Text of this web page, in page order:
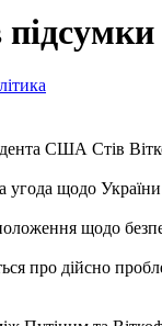
США Стів
щодо
щодо
про дійсно